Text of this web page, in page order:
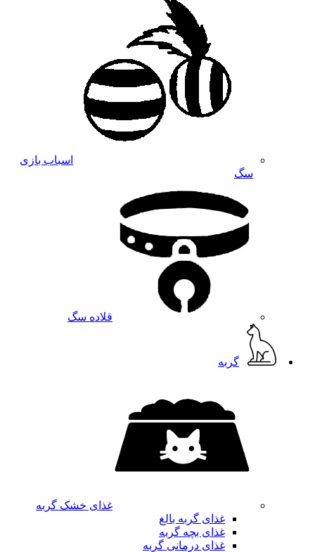
اسباب بازی
سگ
قلاده سگ
گربه
غذای خشک گربه
غذای گربه بالغ
غذای بچه گربه
غذای درمانی گربه